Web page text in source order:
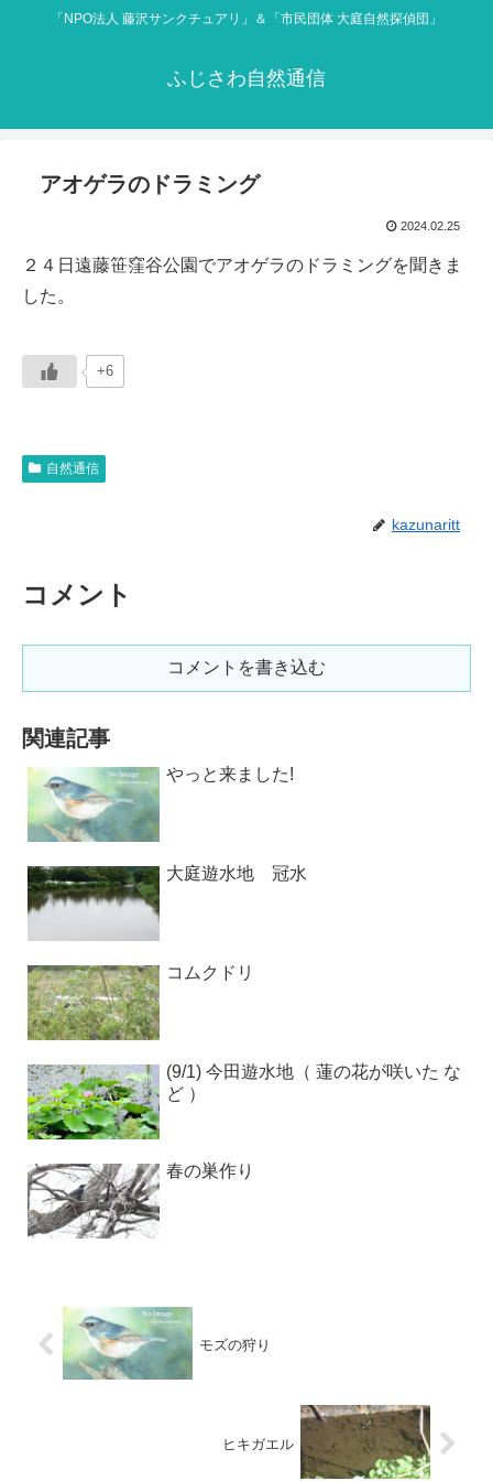
「NPO法人 藤沢サンクチュアリ」＆「市民団体 大庭自然探偵団」
ふじさわ自然通信
アオゲラのドラミング
2024.02.25
２４日遠藤笹窪谷公園でアオゲラのドラミングを聞きま
した。
+6
自然通信
kazunaritt
コメント
コメントを書き込む
関連記事
やっと来ました!
大庭遊水地 冠水
コムクドリ
(9/1) 今田遊水地（ 蓮の花が咲いた な
ど ）
春の巣作り
モズの狩り
ヒキガエル